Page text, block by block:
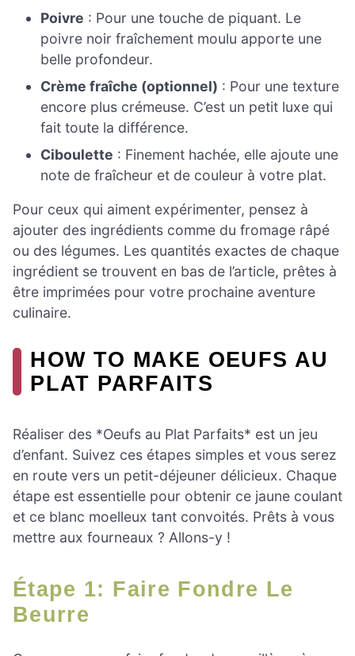
Poivre : Pour une touche de piquant. Le
poivre noir fraîchement moulu apporte une
belle profondeur.
Crème fraîche (optionnel) : Pour une texture
encore plus crémeuse. C’est un petit luxe qui
fait toute la différence.
Ciboulette : Finement hachée, elle ajoute une
note de fraîcheur et de couleur à votre plat.
Pour ceux qui aiment expérimenter, pensez à
ajouter des ingrédients comme du fromage râpé
ou des légumes. Les quantités exactes de chaque
ingrédient se trouvent en bas de l’article, prêtes à
être imprimées pour votre prochaine aventure
culinaire.
HOW TO MAKE OEUFS AU
PLAT PARFAITS
Réaliser des *Oeufs au Plat Parfaits* est un jeu
d’enfant. Suivez ces étapes simples et vous serez
en route vers un petit-déjeuner délicieux. Chaque
étape est essentielle pour obtenir ce jaune coulant
et ce blanc moelleux tant convoités. Prêts à vous
mettre aux fourneaux ? Allons-y !
Étape 1: Faire Fondre Le
Beurre